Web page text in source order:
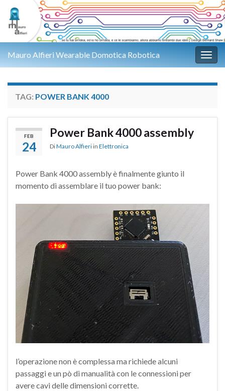
Mauro Alfieri Wearable Domotica Robotica
TAG: POWER BANK 4000
FEB
24
Power Bank 4000 assembly
DiMauro Alfieri in Elettronica
Power Bank 4000 assembly è finalmente giunto il
momento di assemblare il tuo power bank:
l’operazione non è complessa ma richiede alcuni
passaggi e un pò di manualità con le connessioni per
avere cavi delle dimensioni corrette.